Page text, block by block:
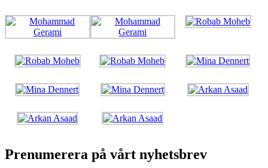
Prenumerera på vårt nyhetsbrev